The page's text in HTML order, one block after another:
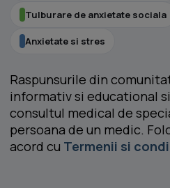
Tulburare de anxietate sociala
Anxietate si stres
Raspunsurile din
informativ si educational
consultul medical de
persoana de un medic.
acord cu Termenii si